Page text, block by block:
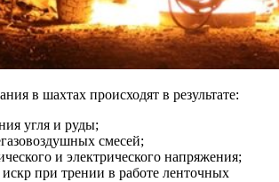
в шахтах происходят в результате:
угля и руды;
смесей;
и электрического напряжения;
искр при трении в работе ленточных